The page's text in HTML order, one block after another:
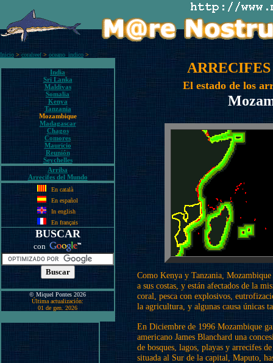
Inicio >coralreef> oceano_indico >
India
Sri Lanka
Maldivas
Somalia
Kenya
Tanzania
Mozambique
Madagascar
Chagos
Comores
Mauricio
Reunión
Seychelles
Arriba
Arrecifes del Mundo
En català
En español
In english
En français
BUSCAR
con
© Miquel Pontes 2026
Última actualización:
01 de gen. 2026
El estado de los
Como Kenya y Tanzania,
a sus costas, y están afectados de la
coral, pesca con explosivos,
la agricultura, y algunas causa únicas
En Diciembre de 1996 Mozambique
americano James Blanchard una
de bosques, lagos, playas y arrecifes
situada al Sur de la capital, Maputo,